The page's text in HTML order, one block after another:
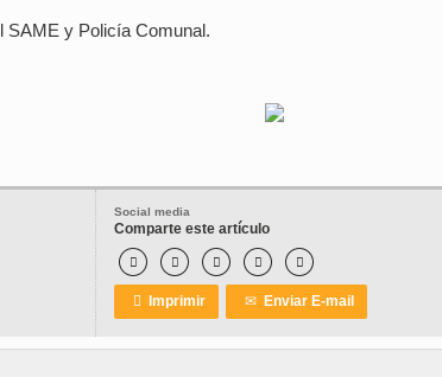
SAME y Policía Comunal.
Social media
Comparte este artículo
    
 Imprimir ✉ Enviar E-mail